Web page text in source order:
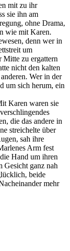
mit zu ihr
sie ihn am
ohne Drama,
wie mit Karen.
denn wer in
um
Mitte zu ergattern
nicht den kalten
Wer in der
um sich herum, ein
Karen waren sie
die das andere in
streichelte über
sah ihre
Arm fest
Hand um ihren
Gesicht ganz nah
beide
mehr